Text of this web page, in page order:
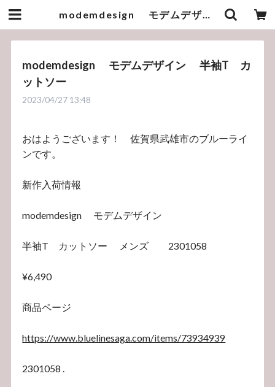
modemdesign モデムデザイン 半袖T カットソー | bluelineshop
modemdesign モデムデザイン 半袖T カ
ットソー
2023/04/27 13:48
おはようございます！ 佐賀県武雄市のブルーライ
ンです。
新作入荷情報
modemdesign モデムデザイン
半袖T カットソー メンズ 2301058
¥6,490
商品ページ
https://www.bluelinesaga.com/items/73934939
2301058 .